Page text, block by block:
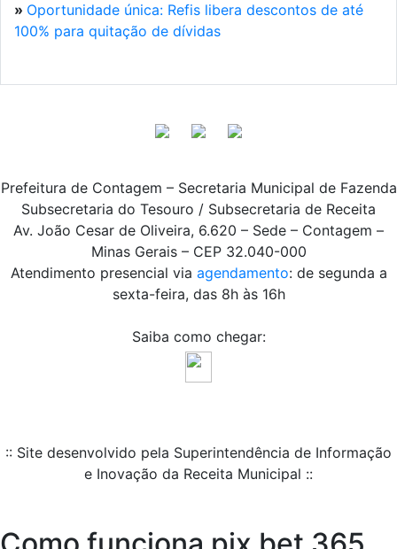
» Oportunidade única: Refis libera descontos de até
100% para quitação de dívidas
Prefeitura de Contagem – Secretaria Municipal de Fazenda
Subsecretaria do Tesouro / Subsecretaria de Receita
Av. João Cesar de Oliveira, 6.620 – Sede – Contagem –
Minas Gerais – CEP 32.040-000
Atendimento presencial via agendamento: de segunda a
sexta-feira, das 8h às 16h
Saiba como chegar:
:: Site desenvolvido pela Superintendência de Informação
e Inovação da Receita Municipal ::